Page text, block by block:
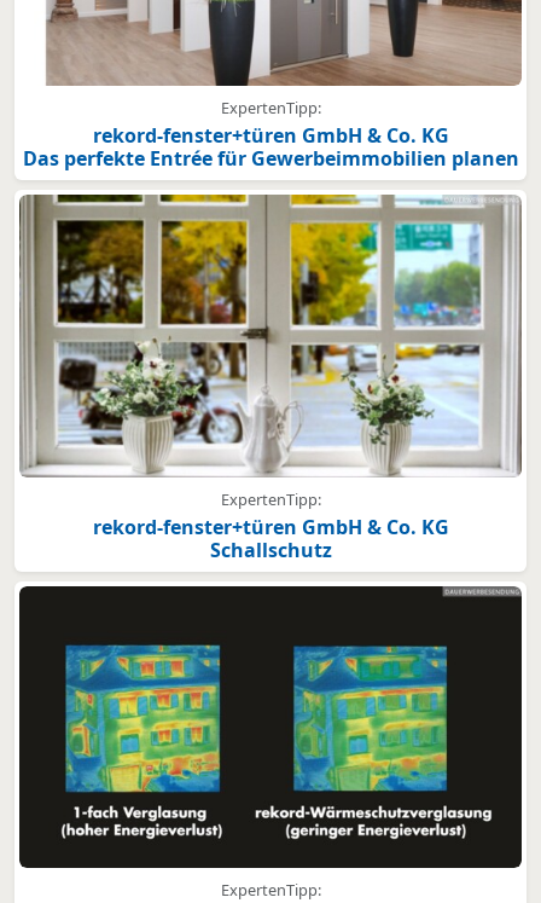
ExpertenTipp:
rekord-fenster+türen GmbH & Co. KG
Das perfekte Entrée für Gewerbeimmobilien planen
ExpertenTipp:
rekord-fenster+türen GmbH & Co. KG
Schallschutz
ExpertenTipp: